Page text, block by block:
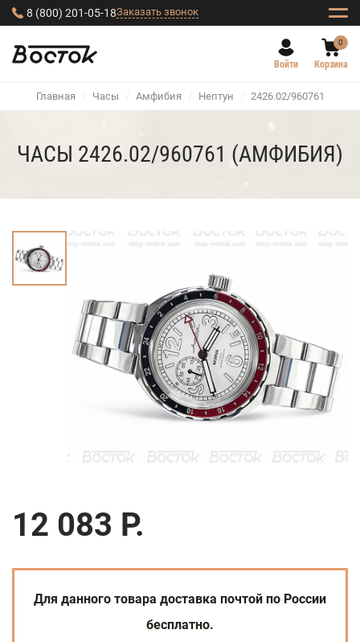
8 (800) 201-05-18Заказать звонок
Войти
0
Корзина
Главная / Часы / Амфибия / Нептун / 2426.02/960761
ЧАСЫ 2426.02/960761 (АМФИБИЯ)
12 083 Р.
Для данного товара доставка почтой по России
бесплатно.